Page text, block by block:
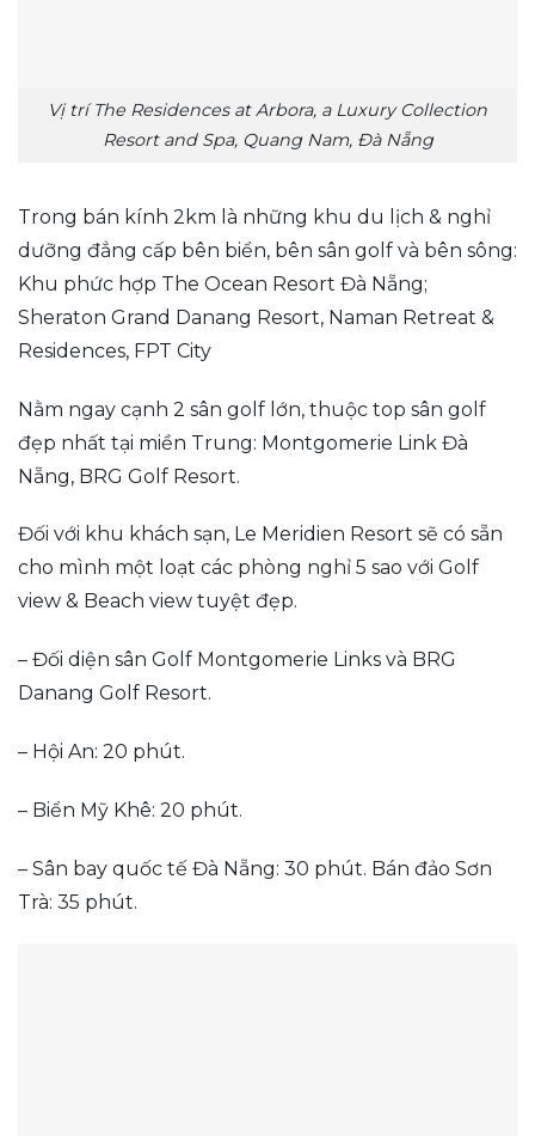
Vị trí The Residences at Arbora, a Luxury Collection
Resort and Spa, Quang Nam, Đà Nẵng
Trong bán kính 2km là những khu du lịch & nghỉ
dưỡng đẳng cấp bên biển, bên sân golf và bên sông:
Khu phức hợp The Ocean Resort Đà Nẵng;
Sheraton Grand Danang Resort, Naman Retreat &
Residences, FPT City
Nằm ngay cạnh 2 sân golf lớn, thuộc top sân golf
đẹp nhất tại miền Trung: Montgomerie Link Đà
Nẵng, BRG Golf Resort.​
Đối với khu khách sạn, Le Meridien Resort sẽ có sẵn
cho mình một loạt các phòng nghỉ 5 sao với Golf
view & Beach view tuyệt đẹp.
– Đối diện sân Golf Montgomerie Links và BRG
Danang Golf Resort.
– Hội An: 20 phút.
– Biển Mỹ Khê: 20 phút.
– Sân bay quốc tế Đà Nẵng: 30 phút. Bán đảo Sơn
Trà: 35 phút.